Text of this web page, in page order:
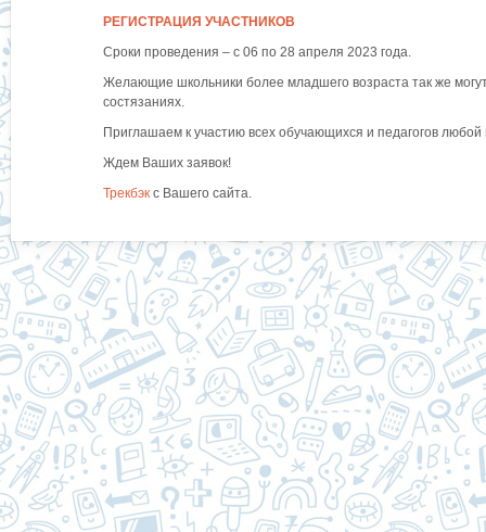
РЕГИСТРАЦИЯ УЧАСТНИКОВ
Сроки проведения – с 06 по 28 апреля 2023 года.
Желающие школьники более младшего возраста так же
состязаниях.
Приглашаем к участию всех обучающихся и педагогов
Ждем Ваших заявок!
Трекбэк с Вашего сайта.